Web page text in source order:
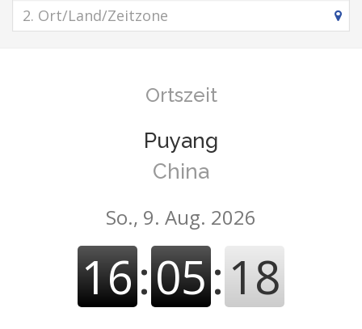
Ortszeit
Puyang
China
So., 9. Aug. 2026
16:05:18